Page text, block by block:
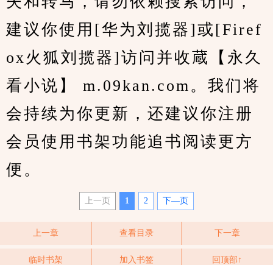
建议你使用[华为刘揽器]或[Firef
ox火狐刘揽器]访问并收蔵【永久
看小说】 m.09kan.com。我们将
会持续为你更新，还建议你注册
会员使用书架功能追书阅读更方
便。
上一页 1 2 下—页
上一章 查看目录 下一章
临时书架 加入书签 回顶部↑